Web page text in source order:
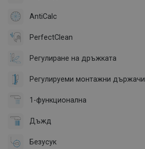
AntiCalc
PerfectClean
Регулиране на дръжката
Регулируеми монтажни държачи
1-функционална
Дъжд
Безусук